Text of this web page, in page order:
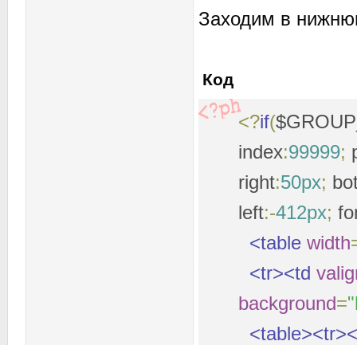
Заходим в
Код
<?if(
index:99999;
right:50px;
left:-412px;
<table width
<tr><td
background=